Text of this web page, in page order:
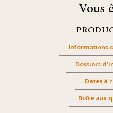
Vous
Informations
Dossiers
Dates à
Boîte aux